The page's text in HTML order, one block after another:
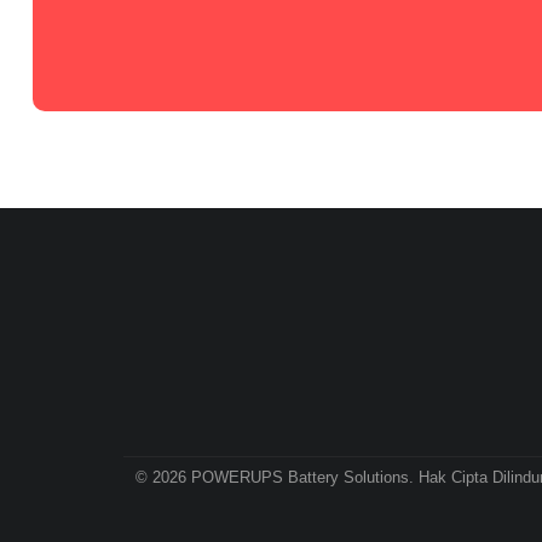
© 2026 POWERUPS Battery Solutions. Hak Cipta